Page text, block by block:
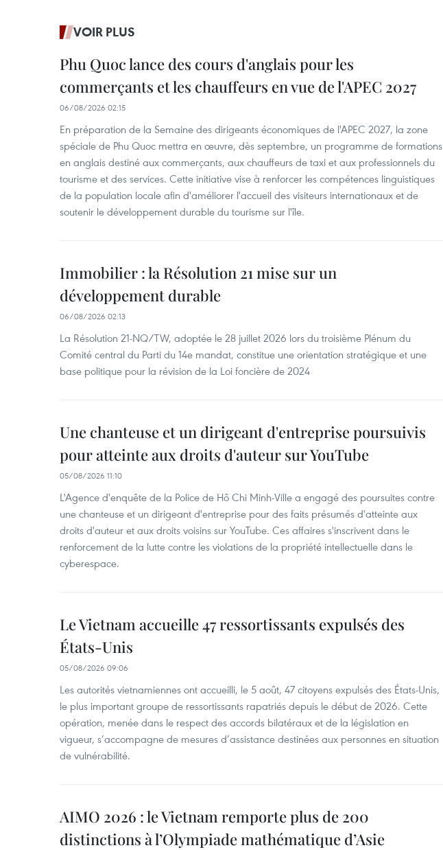
VOIR PLUS
Phu Quoc lance des cours d'anglais pour les
commerçants et les chauffeurs en vue de l'APEC 2027
06/08/2026 02:15
En préparation de la Semaine des dirigeants économiques de l'APEC 2027, la zone
spéciale de Phu Quoc mettra en œuvre, dès septembre, un programme de formations
en anglais destiné aux commerçants, aux chauffeurs de taxi et aux professionnels du
tourisme et des services. Cette initiative vise à renforcer les compétences linguistiques
de la population locale afin d'améliorer l'accueil des visiteurs internationaux et de
soutenir le développement durable du tourisme sur l'île.
Immobilier : la Résolution 21 mise sur un
développement durable
06/08/2026 02:13
La Résolution 21-NQ/TW, adoptée le 28 juillet 2026 lors du troisième Plénum du
Comité central du Parti du 14e mandat, constitue une orientation stratégique et une
base politique pour la révision de la Loi foncière de 2024
Une chanteuse et un dirigeant d'entreprise poursuivis
pour atteinte aux droits d'auteur sur YouTube
05/08/2026 11:10
L'Agence d'enquête de la Police de Hô Chi Minh-Ville a engagé des poursuites contre
une chanteuse et un dirigeant d'entreprise pour des faits présumés d'atteinte aux
droits d'auteur et aux droits voisins sur YouTube. Ces affaires s'inscrivent dans le
renforcement de la lutte contre les violations de la propriété intellectuelle dans le
cyberespace.
Le Vietnam accueille 47 ressortissants expulsés des
États-Unis
05/08/2026 09:06
Les autorités vietnamiennes ont accueilli, le 5 août, 47 citoyens expulsés des États-Unis,
le plus important groupe de ressortissants rapatriés depuis le début de 2026. Cette
opération, menée dans le respect des accords bilatéraux et de la législation en
vigueur, s’accompagne de mesures d’assistance destinées aux personnes en situation
de vulnérabilité.
AIMO 2026 : le Vietnam remporte plus de 200
distinctions à l’Olympiade mathématique d’Asie